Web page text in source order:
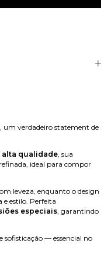
, um verdadeiro statement de
qualidade , sua
ideal para compor
leveza, enquanto o design
estilo. Perfeita
especiais , garantindo
sofisticação — essencial no